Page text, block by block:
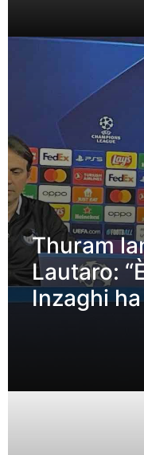
Thuram
Lautaro:
Inzaghi